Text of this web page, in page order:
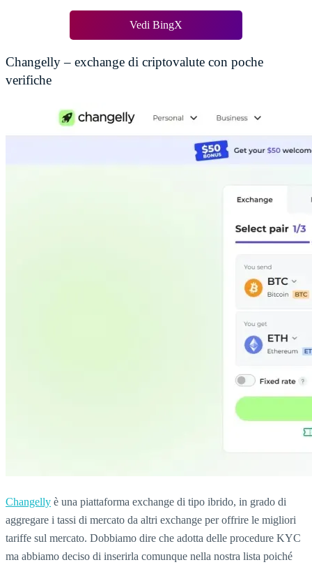
Vedi BingX
Changelly – exchange di criptovalute con poche
verifiche
Changelly è una piattaforma exchange di tipo ibrido, in grado di
aggregare i tassi di mercato da altri exchange per offrire le migliori
tariffe sul mercato. Dobbiamo dire che adotta delle procedure KYC
ma abbiamo deciso di inserirla comunque nella nostra lista poiché